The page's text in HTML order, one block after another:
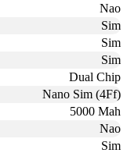
Nao
Sim
Sim
Sim
Dual Chip
Nano Sim (4Ff)
5000 Mah
Nao
Sim